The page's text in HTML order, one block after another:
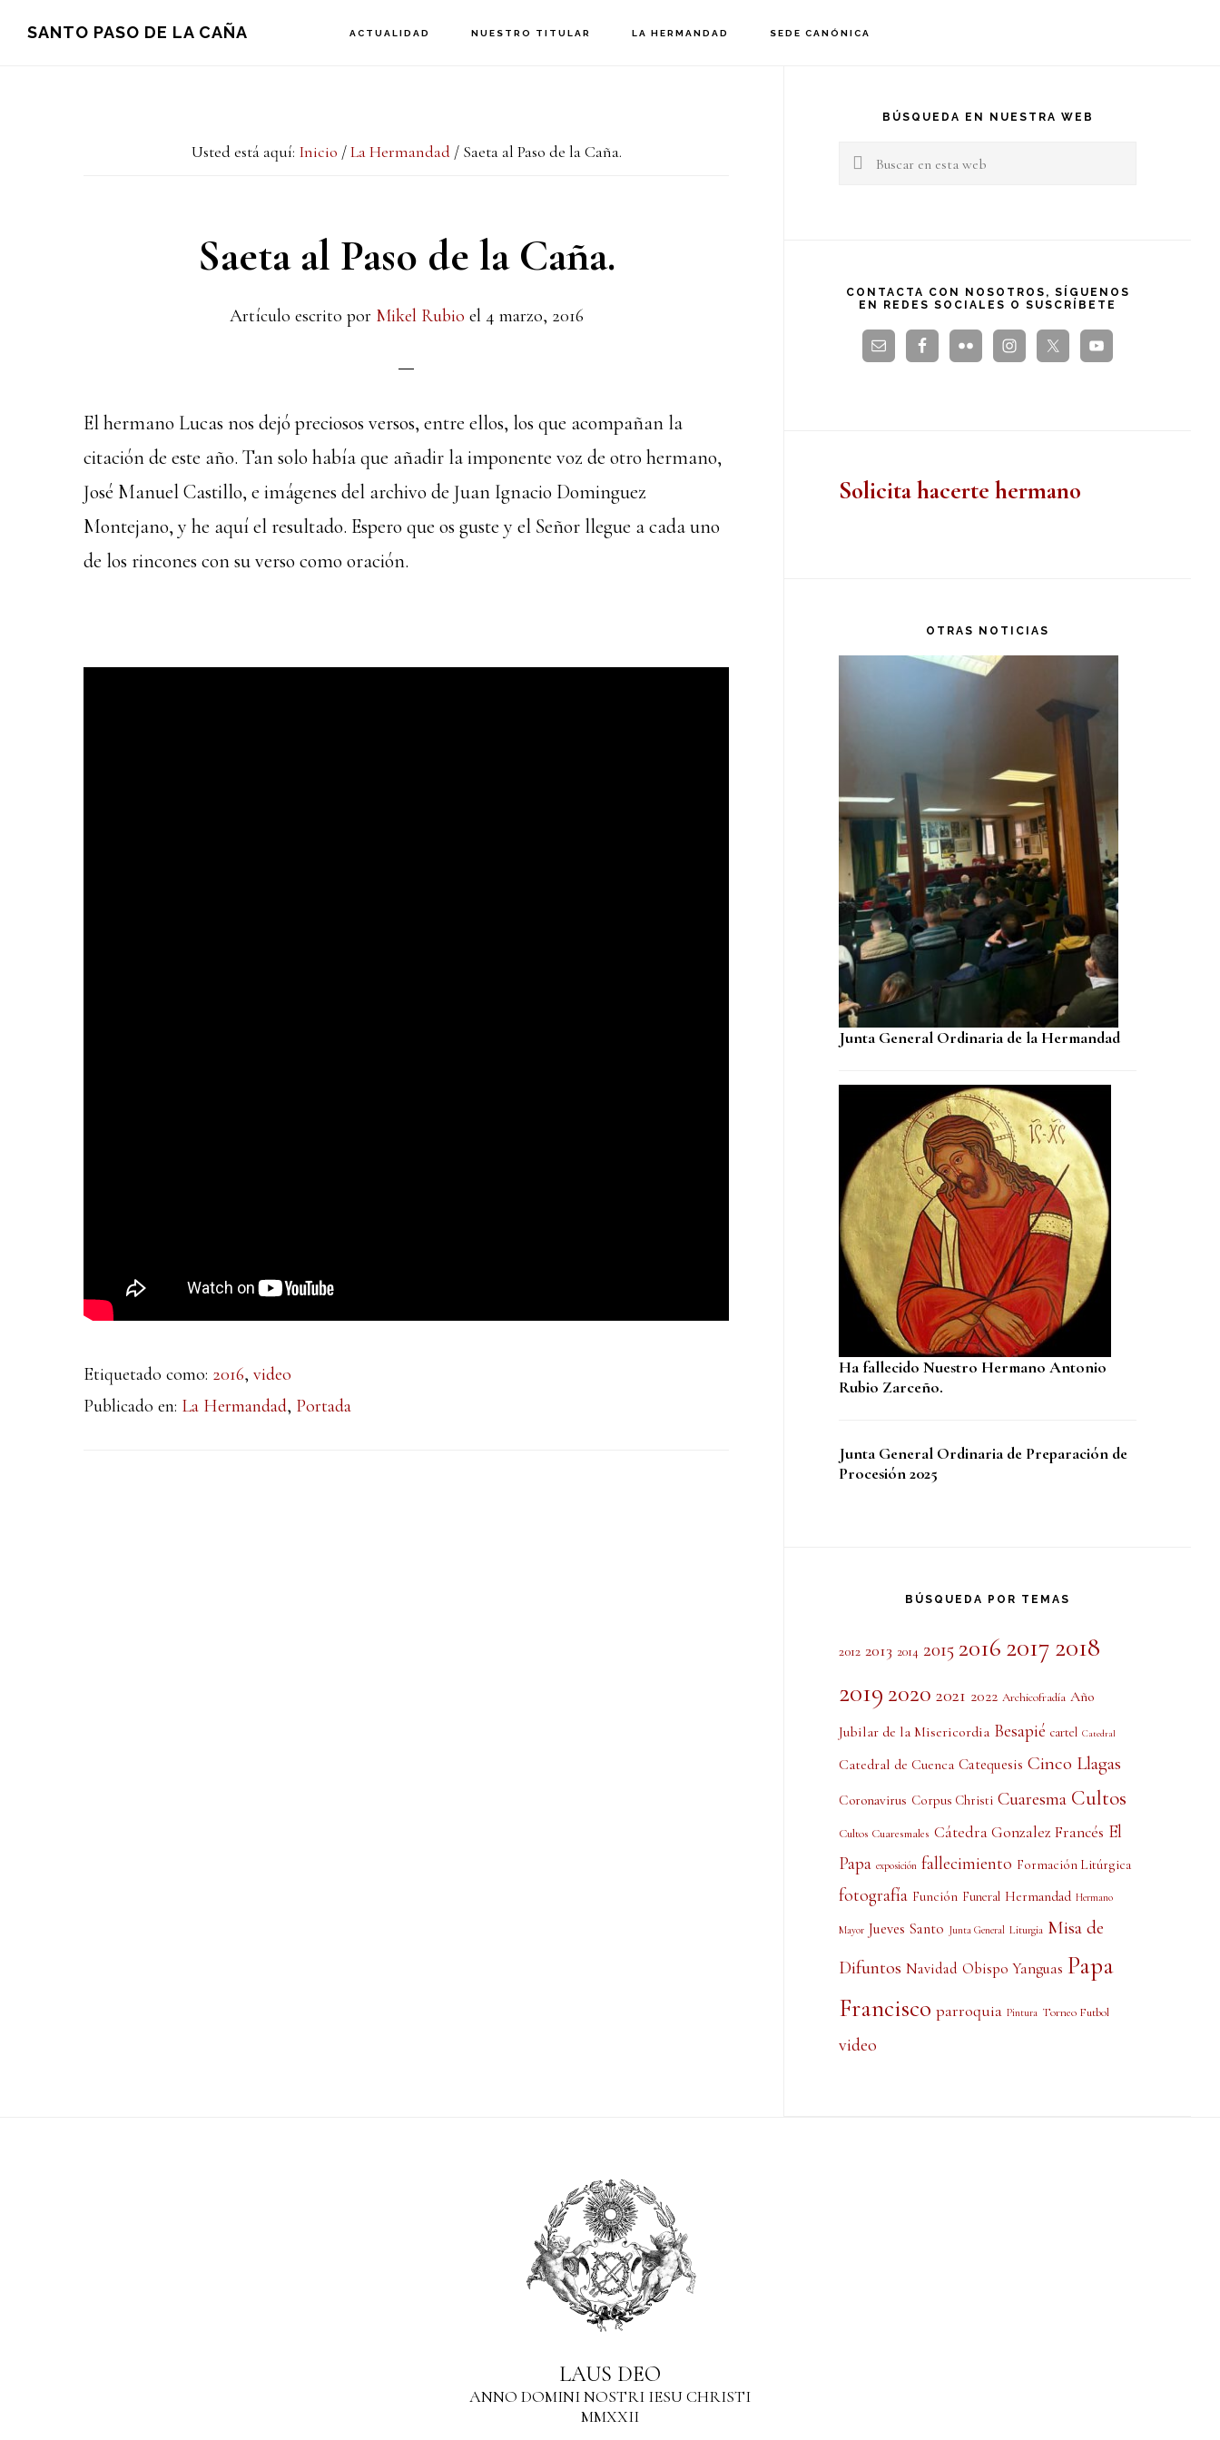
SANTO PASO DE LA CAÑA ACTUALIDAD NUESTRO TITULAR LA HERMANDAD SEDE CANÓNICA
Usted está aquí: Inicio / La Hermandad /Saeta al Paso de la Caña.
Saeta al Paso de la Caña.
Artículo escrito por Mikel Rubio el 4 marzo, 2016
El hermano Lucas nos dejó preciosos versos, entre ellos, los que acompañan la
citación de este año. Tan solo había que añadir la imponente voz de otro hermano,
José Manuel Castillo, e imágenes del archivo de Juan Ignacio Dominguez
Montejano, y he aquí el resultado. Espero que os guste y el Señor llegue a cada uno
de los rincones con su verso como oración.
Etiquetado como: 2016, video
Publicado en: La Hermandad, Portada
principal
BÚSQUEDA EN NUESTRA WEB
Buscar
CONTACTA CON NOSOTROS, SÍGUENOS
EN REDES SOCIALES O SUSCRÍBETE
Solicita hacerte hermano
OTRAS NOTICIAS
Junta General Ordinaria de la Hermandad
Ha fallecido Nuestro Hermano Antonio
Rubio Zarceño.
Junta General Ordinaria de Preparación de
Procesión 2025
BÚSQUEDA POR TEMAS
2012 2013 2014 20152016 2017 2018
2019 2020 2021 2022 Archicofradía Año
Jubilar de la Misericordia Besapié cartel Catedral
Catedral de Cuenca Catequesis Cinco Llagas
Coronavirus Corpus Christi Cuaresma Cultos
Cultos Cuaresmales Cátedra Gonzalez Francés El
Papa exposición fallecimiento Formación Litúrgica
fotografía Función Funeral Hermandad Hermano
Mayor Jueves Santo Junta General Liturgia Misa de
Difuntos Navidad Obispo Yanguas Papa
Francisco parroquia Pintura Torneo Futbol
video
LAUS DEO
ANNO DOMINI NOSTRI IESU CHRISTI
MMXXII